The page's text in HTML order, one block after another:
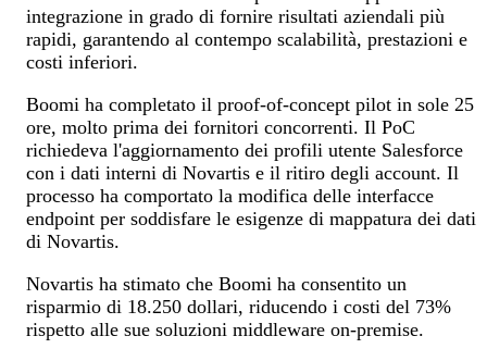
integrazione in grado di fornire risultati aziendali più
rapidi, garantendo al contempo scalabilità, prestazioni e
costi inferiori.
Boomi ha completato il proof-of-concept pilot in sole 25
ore, molto prima dei fornitori concorrenti. Il PoC
richiedeva l'aggiornamento dei profili utente Salesforce
con i dati interni di Novartis e il ritiro degli account. Il
processo ha comportato la modifica delle interfacce
endpoint per soddisfare le esigenze di mappatura dei dati
di Novartis.
Novartis ha stimato che Boomi ha consentito un
risparmio di 18.250 dollari, riducendo i costi del 73%
rispetto alle sue soluzioni middleware on-premise.